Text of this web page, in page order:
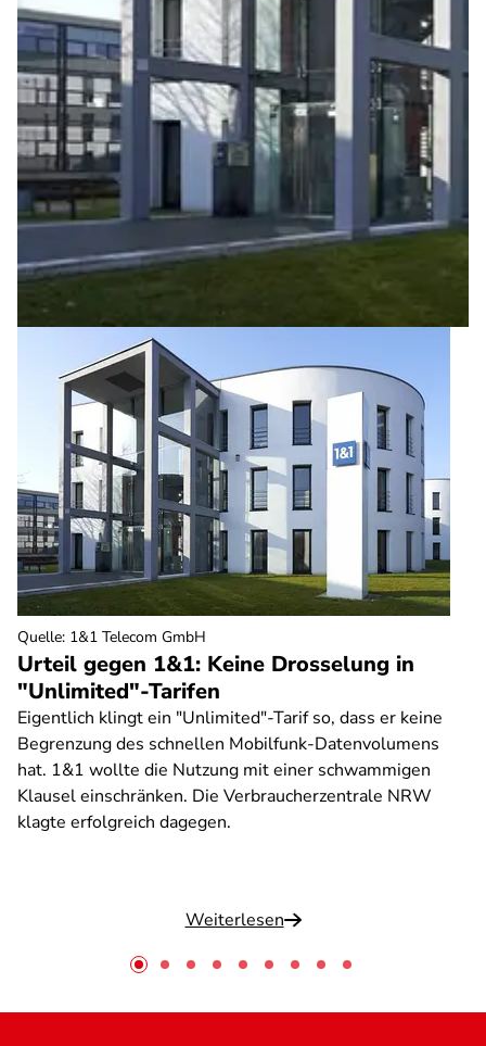
Urteil gegen 1&1: Keine Drosselung in
"Unlimited"-Tarifen
Eigentlich klingt ein "Unlimited"-Tarif so, dass er keine
Begrenzung des schnellen Mobilfunk-Datenvolumens
hat. 1&1 wollte die Nutzung mit einer schwammigen
Klausel einschränken. Die Verbraucherzentrale NRW
klagte erfolgreich dagegen.
Weiterlesen
Quelle: 1&1 Telecom GmbH